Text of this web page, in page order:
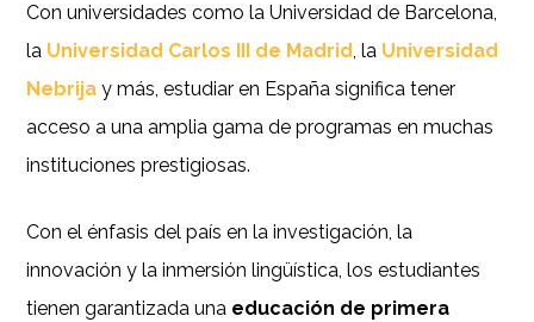
Con universidades como la Universidad de Barcelona, ​​
la Universidad Carlos III de Madrid, la Universidad
Nebrija y más, estudiar en España significa tener
acceso a una amplia gama de programas en muchas
instituciones prestigiosas.
Con el énfasis del país en la investigación, la
innovación y la inmersión lingüística, los estudiantes
tienen garantizada una educación de primera